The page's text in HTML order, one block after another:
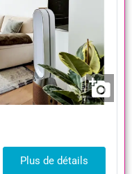
Plus de détails